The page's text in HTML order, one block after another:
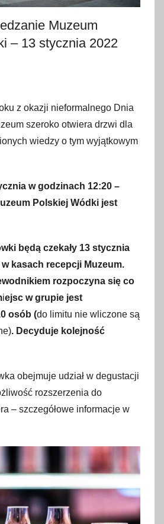
Muzeum
– 13 stycznia 2022
z okazji nieformalnego Dnia
szeroko otwiera drzwi dla
wiedzy o tym wyjątkowym
w godzinach 12:20 –
Polskiej Wódki jest
będą czekały 13 stycznia
kasach recepcji Muzeum.
rozpoczyna się co
iejsc w grupie jest
osób (do limitu nie wliczone są
. Decyduje kolejność
obejmuje udział w degustacji
rozszerzenia do
– szczegółowe informacje w